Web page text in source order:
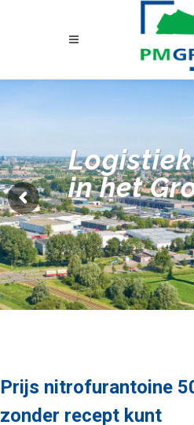
in het
Prijs nitrofurantoine
zonder recept kunt